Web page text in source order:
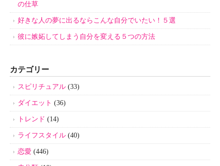
の仕草
好きな人の夢に出るならこんな自分でいたい！５選
彼に嫉妬してしまう自分を変える５つの方法
カテゴリー
スピリチュアル (33)
ダイエット (36)
トレンド (14)
ライフスタイル (40)
恋愛 (446)